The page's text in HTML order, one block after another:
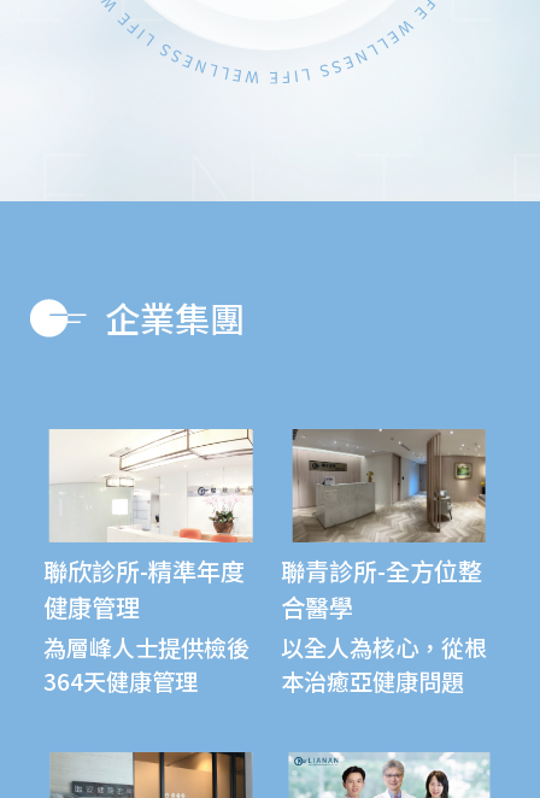
企業集團
聯欣診所-精準年度
健康管理
為層峰人士提供檢後
364天健康管理
聯青診所-全方位整
合醫學
以全人為核心，從根
本治癒亞健康問題